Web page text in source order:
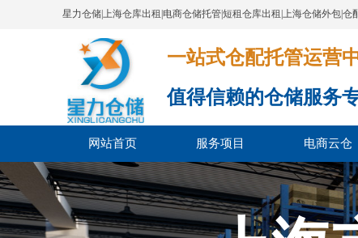
星力仓储|上海仓库出租|电商仓储托管|短租仓库出租|上海仓储外包|
一站式仓配托管运营
值得信赖的仓储服务
网站首页 服务项目 电商云仓